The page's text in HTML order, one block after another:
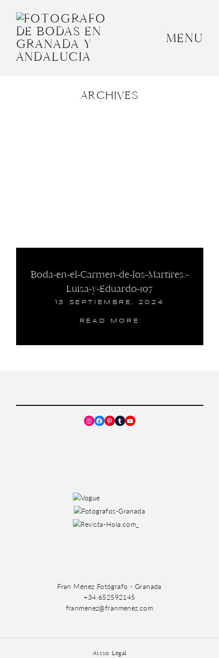
MENU
ARCHIVES
Boda-en-el-Carmen-de-los-Martires.-
Luisa-y-Eduardo-107
13 SEPTIEMBRE, 2024
READ MORE
BODAS
Instagram
Facebook
Pinterest
TumblrYouTube
Fran Ménez Fotógrafo - Granada
+34 652592145
franmenez@franmenez.com
Aviso Legal